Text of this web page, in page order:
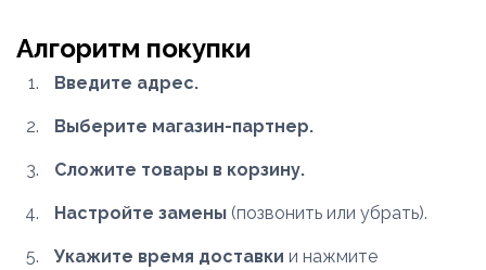
Алгоритм покупки
Введите адрес.
Выберите магазин-партнер.
Сложите товары в корзину.
Настройте замены (позвонить или убрать).
Укажите время доставки и нажмите